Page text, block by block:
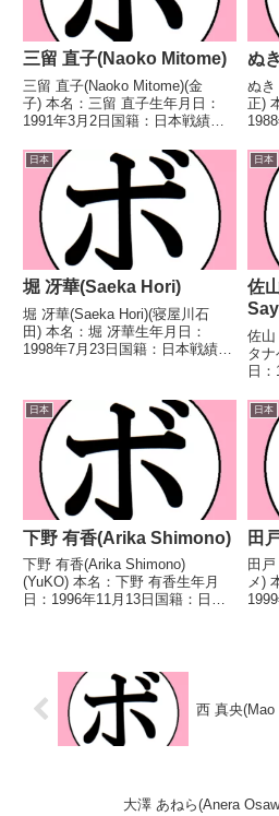
三留 直子(Naoko Mitome)
三留 直子(Naoko Mitome)(金
子) 本名：三留 直子生年月日：
1991年3月2日国籍：日本戦績：1
し 【戦歴】2023/11/22
●2RTKO 菅原 麻子(一力) 【補
足情報】・神奈川県横浜市出
身。・...
ぬ
ぬき
正)
イト
級
ー
日本
堀 冴華(Saeka Hori)
堀 冴華(Saeka Hori)(寝屋川石
田) 本名：堀 冴華生年月日：
1998年7月23日国籍：日本戦績：
定 0-3(37-39、37-39、37-39) 浜
田 麻...
日本
佐
佐山
タ
日
タ
36
日本
下野 有香(Arika Shimono)
下野 有香(Arika Shimono)
(YuKO) 本名：下野 有香生年月
日：1996年11月13日国籍：日本
日本
田
田
メ)
西 真央(Mao
大澤 あねら(Anera